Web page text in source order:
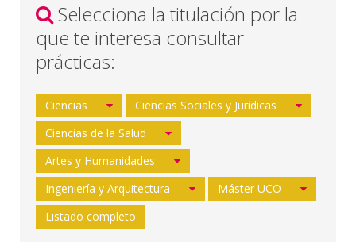
Selecciona la titulación por la
que te interesa consultar
prácticas:
Ciencias
Ciencias Sociales y Jurídicas
Ciencias de la Salud
Artes y Humanidades
Ingeniería y Arquitectura
Máster UCO
Listado completo